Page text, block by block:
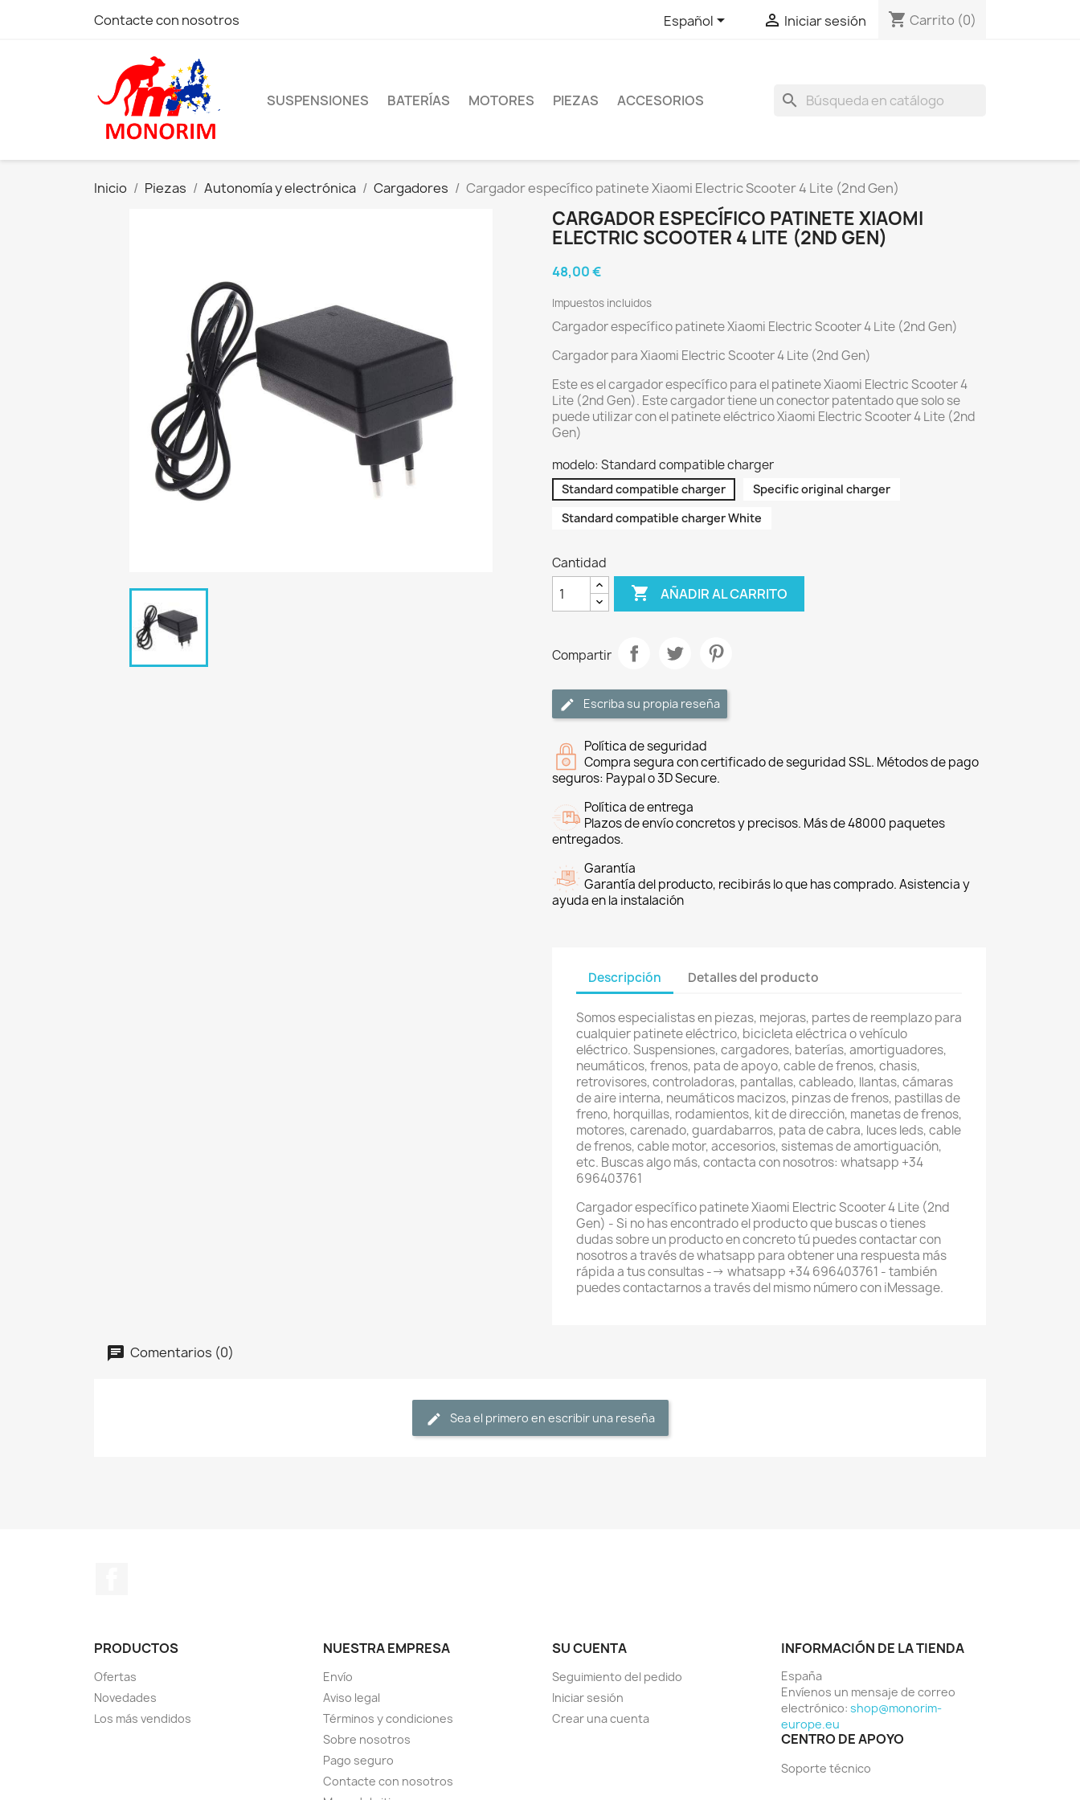
Contacte con nosotros Español  Iniciar sesión shopping_cart Carrito (0)
SUSPENSIONES BATERÍAS MOTORES PIEZAS ACCESORIOS search
Inicio Piezas Autonomía y electrónica Cargadores Cargador específico patinete Xiaomi Electric Scooter 4 Lite (2nd Gen)
CARGADOR ESPECÍFICO PATINETE XIAOMI
ELECTRIC SCOOTER 4 LITE (2ND GEN)
48,00 €
Impuestos incluidos
Cargador específico patinete Xiaomi Electric Scooter 4 Lite (2nd Gen)
Cargador para Xiaomi Electric Scooter 4 Lite (2nd Gen)
Este es el cargador específico para el patinete Xiaomi Electric Scooter 4
Lite (2nd Gen). Este cargador tiene un conector patentado que solo se
puede utilizar con el patinete eléctrico Xiaomi Electric Scooter 4 Lite (2nd
Gen)
modelo: Standard compatible charger
Standard compatible charger
Specific original charger
Standard compatible charger White
Cantidad
 AÑADIR AL CARRITO
Compartir
Escriba su propia reseña
Política de seguridad
Compra segura con certificado de seguridad SSL. Métodos de pago
seguros: Paypal o 3D Secure.
Política de entrega
Plazos de envío concretos y precisos. Más de 48000 paquetes
entregados.
Garantía
Garantía del producto, recibirás lo que has comprado. Asistencia y
ayuda en la instalación
Descripción Detalles del producto
Somos especialistas en piezas, mejoras, partes de reemplazo para
cualquier patinete eléctrico, bicicleta eléctrica o vehículo
eléctrico. Suspensiones, cargadores, baterías, amortiguadores,
neumáticos, frenos, pata de apoyo, cable de frenos, chasis,
retrovisores, controladoras, pantallas, cableado, llantas, cámaras
de aire interna, neumáticos macizos, pinzas de frenos, pastillas de
freno, horquillas, rodamientos, kit de dirección, manetas de frenos,
motores, carenado, guardabarros, pata de cabra, luces leds, cable
de frenos, cable motor, accesorios, sistemas de amortiguación,
etc. Buscas algo más, contacta con nosotros: whatsapp +34
696403761
Cargador específico patinete Xiaomi Electric Scooter 4 Lite (2nd
Gen) - Si no has encontrado el producto que buscas o tienes
dudas sobre un producto en concreto tú puedes contactar con
nosotros a través de whatsapp para obtener una respuesta más
rápida a tus consultas --> whatsapp +34 696403761 - también
puedes contactarnos a través del mismo número con iMessage.
Comentarios (0)
Sea el primero en escribir una reseña
PRODUCTOS
Ofertas
Novedades
Los más vendidos
NUESTRA EMPRESA
Envío
Aviso legal
Términos y condiciones
Sobre nosotros
Pago seguro
Contacte con nosotros
SU CUENTA
Seguimiento del pedido
Iniciar sesión
Crear una cuenta
INFORMACIÓN DE LA TIENDA
España
Envíenos un mensaje de correo
electrónico: shop@monorim-
europe.eu
CENTRO DE APOYO
Soporte técnico